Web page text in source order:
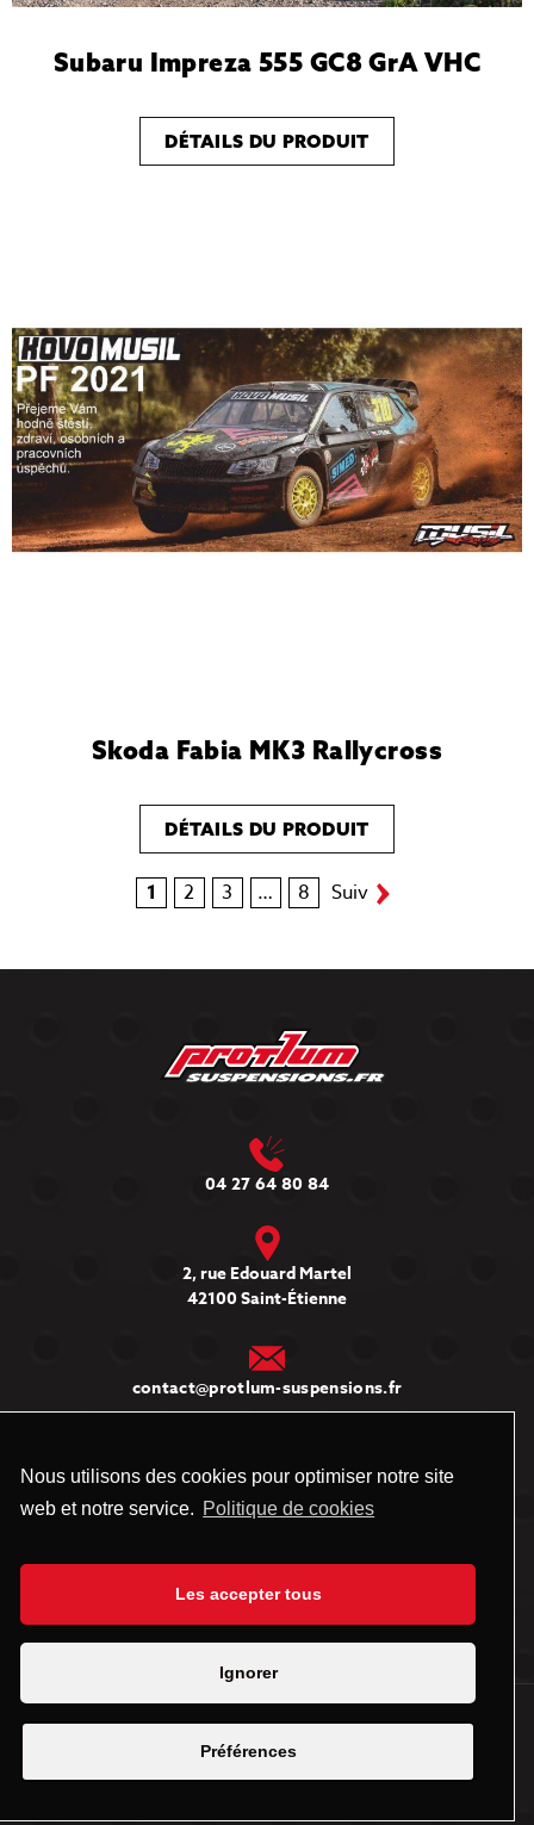
Nous utilisons des cookies pour optimiser notre site
web et notre service. Politique de cookies
Les accepter tous
Ignorer
Préférences
Subaru Impreza 555 GC8 GrA VHC
DÉTAILS DU PRODUIT
Skoda Fabia MK3 Rallycross
DÉTAILS DU PRODUIT
1 2 3 … 8 Suiv
04 27 64 80 84
2, rue Edouard Martel
42100 Saint-Étienne
contact@protlum-suspensions.fr
Informations
Qui sommes-nous
Mentions légales